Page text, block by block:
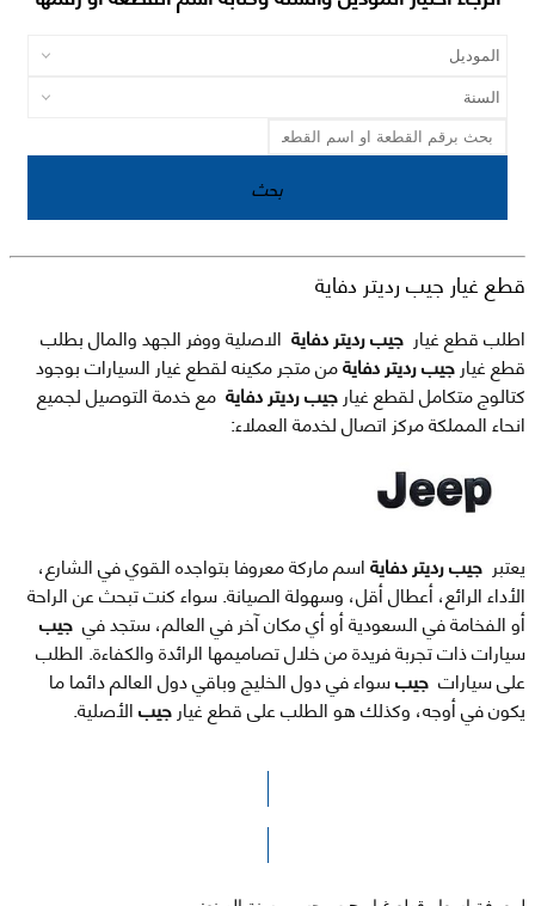
بحث
قطع غيار جيب رديتر دفاية
اطلب قطع غيار
الاصلية ووفر الجهد والمال بطلب
قطع غيار جيب رديتر دفايةمن متجر مكينه لقطع غيار السيارات بوجود
كتالوج متكامل لقطع غيار جيب رديتر دفاية مع خدمة التوصيل لجميع
انحاء المملكة مركز اتصال لخدمة العملاء:
يعتبر جيب رديتر دفايةاسم ماركة معروفا بتواجده القوي في الشارع،
الأداء الرائع، أعطال أقل، وسهولة الصيانة. سواء كنت تبحث عن الراحة
أو الفخامة في السعودية أو أي مكان آخر في العالم، ستجد في جيب
سيارات ذات تجربة فريدة من خلال تصاميمها الرائدة والكفاءة. الطلب
على سيارات جيبسواء في دول الخليج وباقي دول العالم دائما ما
يكون في أوجه، وكذلك هو الطلب على قطع غيار جيبالأصلية.
الرجاء الضغط هنا للوصول لصفحة البحث